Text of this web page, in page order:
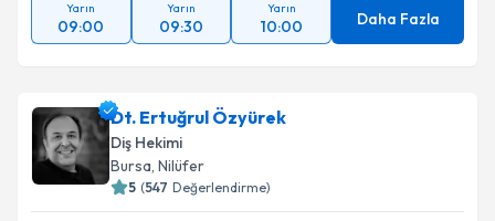
Yarın
09:00
Yarın
09:30
Yarın
10:00 Daha Fazla
Dt. Ertuğrul Özyürek
Diş Hekimi
Bursa, Nilüfer
5 (547 Değerlendirme)